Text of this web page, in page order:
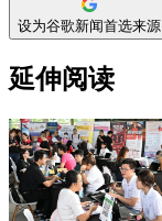
设为谷歌新闻首选来源
延伸阅读